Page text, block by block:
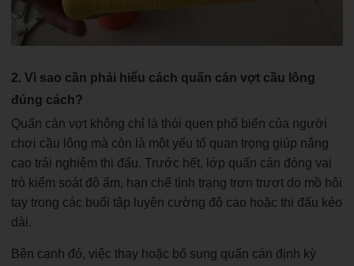
2. Vì sao cần phải hiểu cách quấn cán vợt cầu lông
đúng cách?
Quấn cán vợt không chỉ là thói quen phổ biến của người
chơi cầu lông mà còn là một yếu tố quan trọng giúp nâng
cao trải nghiệm thi đấu. Trước hết, lớp quấn cán đóng vai
trò kiểm soát độ ẩm, hạn chế tình trạng trơn trượt do mồ hôi
tay trong các buổi tập luyện cường độ cao hoặc thi đấu kéo
dài.
Bên cạnh đó, việc thay hoặc bổ sung quấn cán định kỳ